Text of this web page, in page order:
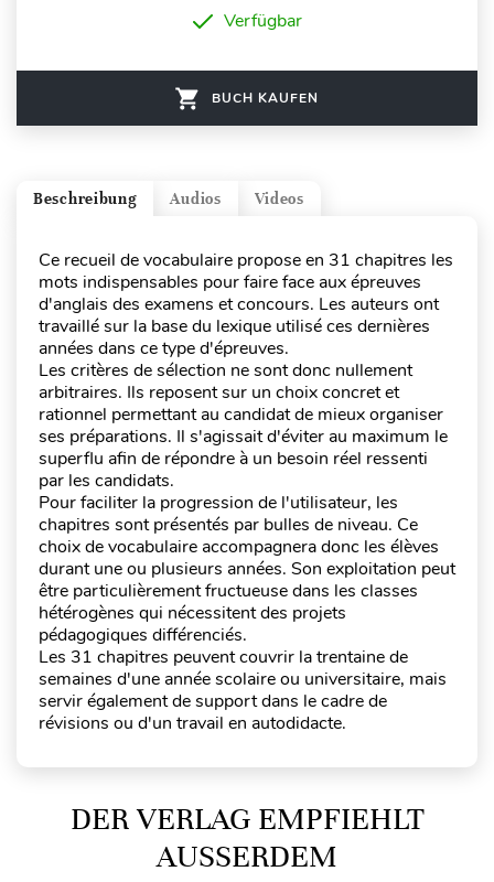
Verfügbar
BUCH KAUFEN
Videos
Audios
Beschreibung
Ce recueil de vocabulaire propose en 31 chapitres les
mots indispensables pour faire face aux épreuves
d'anglais des examens et concours. Les auteurs ont
travaillé sur la base du lexique utilisé ces dernières
années dans ce type d'épreuves.
Les critères de sélection ne sont donc nullement
arbitraires. Ils reposent sur un choix concret et
rationnel permettant au candidat de mieux organiser
ses préparations. Il s'agissait d'éviter au maximum le
superflu afin de répondre à un besoin réel ressenti
par les candidats.
Pour faciliter la progression de l'utilisateur, les
chapitres sont présentés par bulles de niveau. Ce
choix de vocabulaire accompagnera donc les élèves
durant une ou plusieurs années. Son exploitation peut
être particulièrement fructueuse dans les classes
hétérogènes qui nécessitent des projets
pédagogiques différenciés.
Les 31 chapitres peuvent couvrir la trentaine de
semaines d'une année scolaire ou universitaire, mais
servir également de support dans le cadre de
révisions ou d'un travail en autodidacte.
DER VERLAG EMPFIEHLT
AUSSERDEM